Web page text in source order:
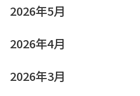
2026年5月
2026年4月
2026年3月